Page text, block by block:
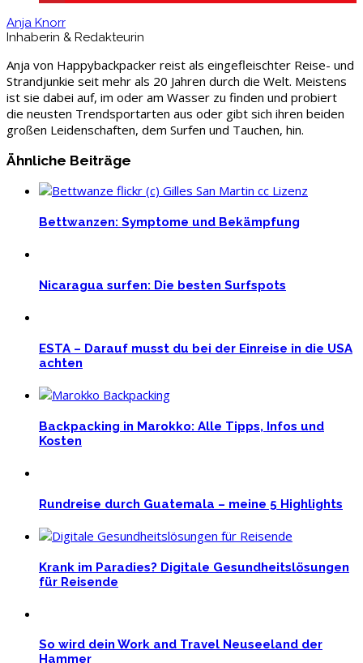
Anja Knorr
Inhaberin & Redakteurin
Anja von Happybackpacker reist als eingefleischter Reise- und
Strandjunkie seit mehr als 20 Jahren durch die Welt. Meistens
ist sie dabei auf, im oder am Wasser zu finden und probiert
die neusten Trendsportarten aus oder gibt sich ihren beiden
großen Leidenschaften, dem Surfen und Tauchen, hin.
Ähnliche Beiträge
Bettwanzen: Symptome und Bekämpfung
Nicaragua surfen: Die besten Surfspots
ESTA – Darauf musst du bei der Einreise in die USA
achten
Backpacking in Marokko: Alle Tipps, Infos und
Kosten
Rundreise durch Guatemala – meine 5 Highlights
Krank im Paradies? Digitale Gesundheitslösungen
für Reisende
So wird dein Work and Travel Neuseeland der
Hammer